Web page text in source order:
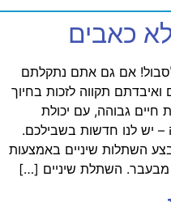
כאבים
אם גם אתם נתקלתם
תקווה לזכות בחיוך
חיים גבוהה, עם יכולת
יש לנו חדשות בשבילכם.
השתלות שיניים באמצעות
מבעבר. השתלת שיניים […]